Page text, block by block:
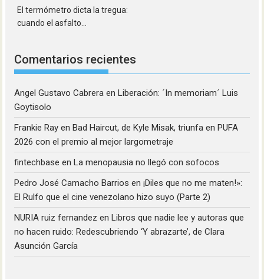
El termómetro dicta la tregua:
cuando el asfalto...
Comentarios recientes
Angel Gustavo Cabrera enLiberación: ´In memoriam´ Luis
Goytisolo
Frankie Ray enBad Haircut, de Kyle Misak, triunfa en PUFA
2026 con el premio al mejor largometraje
fintechbase enLa menopausia no llegó con sofocos
Pedro José Camacho Barrios en¡Diles que no me maten!»:
El Rulfo que el cine venezolano hizo suyo (Parte 2)
NURIA ruiz fernandez enLibros que nadie lee y autoras que
no hacen ruido: Redescubriendo ‘Y abrazarte’, de Clara
Asunción García